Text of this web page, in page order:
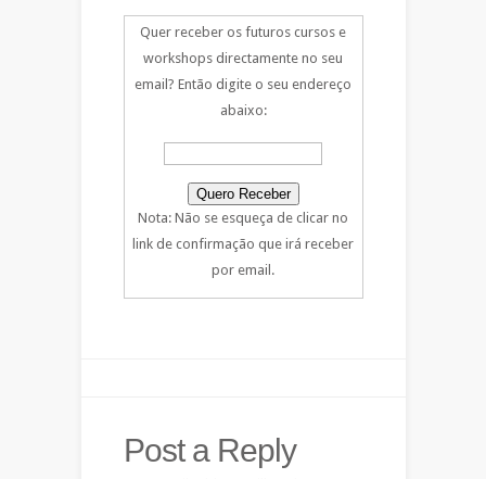
Quer receber os futuros cursos e
workshops directamente no seu
email? Então digite o seu endereço
abaixo:
Nota: Não se esqueça de clicar no
link de confirmação que irá receber
por email.
Post a Reply